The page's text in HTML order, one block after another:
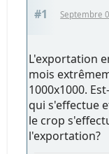
#1 Septembre
L'exportation
mois
1000x1000.
qui s'effectue
le crop
l'exportation?